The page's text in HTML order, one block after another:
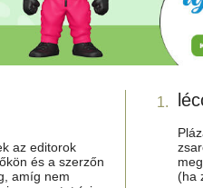
az editorok
és a szerzőn
amíg nem
1.
(ha